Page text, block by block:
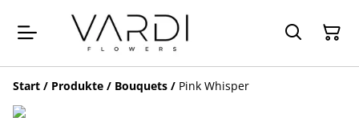
Start / Produkte / Bouquets / Pink Whisper